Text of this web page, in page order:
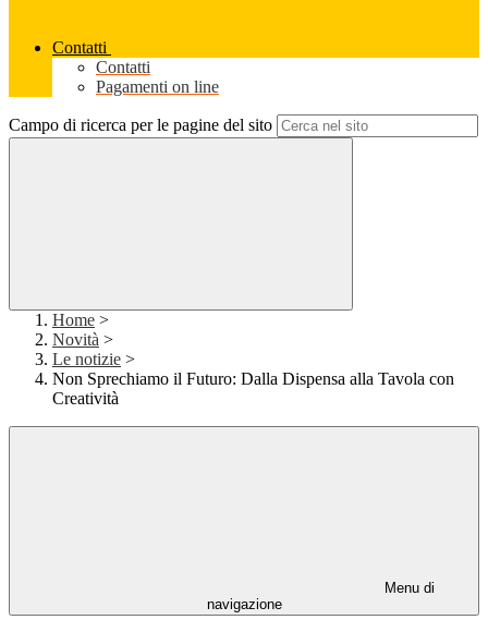
Contatti
Contatti
Pagamenti on line
Campo di ricerca per le pagine del sito
Home >
Novità >
Le notizie >
Non Sprechiamo il Futuro: Dalla Dispensa alla Tavola con
Creatività
Menu di
navigazione